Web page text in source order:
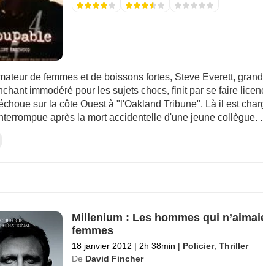
de femmes et de boissons fortes, Steve Everett,
immodéré pour les sujets chocs, finit par se faire
sur la côte Ouest à "l'Oakland Tribune". Là il est
après la mort accidentelle d'une jeune collègue.
Millenium : Les hommes qui
femmes
18 janvier 2012 | 2h 38min | Policier, Thriller
De David Fincher